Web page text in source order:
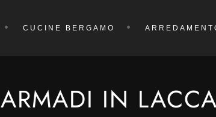
CUCINE BERGAMO
ARMADI IN